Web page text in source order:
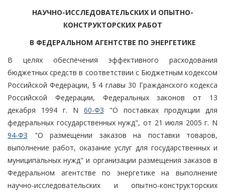
НАУЧНО-ИССЛЕДОВАТЕЛЬСКИХ И ОПЫТНО-
КОНСТРУКТОРСКИХ РАБОТ
В ФЕДЕРАЛЬНОМ АГЕНТСТВЕ ПО ЭНЕРГЕТИКЕ
В целях обеспечения эффективного расходования
бюджетных средств в соответствии с Бюджетным кодексом
Российской Федерации, § 4 главы 30 Гражданского кодекса
Российской Федерации, Федеральных законов от 13
декабря 1994 г. N 60-ФЗ "О поставках продукции для
федеральных государственных нужд", от 21 июля 2005 г. N
94-ФЗ "О размещении заказов на поставки товаров,
выполнение работ, оказание услуг для государственных и
муниципальных нужд" и организации размещения заказов в
Федеральном агентстве по энергетике на выполнение
научно-исследовательских и опытно-конструкторских